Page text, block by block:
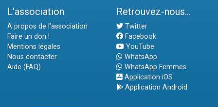
L'association
A propos de l'association
Faire un don !
Mentions légales
Nous contacter
Aide (FAQ)
Retrouvez-nous...
Twitter
Facebook
YouTube
WhatsApp
WhatsApp Femmes
Application iOS
Application Android